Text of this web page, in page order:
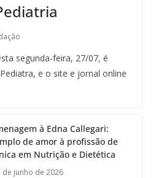
segunda-feira, 27/07, é
e o site e jornal online
à Edna Callegari:
de amor à profissão de
em Nutrição e Dietética
de junho de 2026